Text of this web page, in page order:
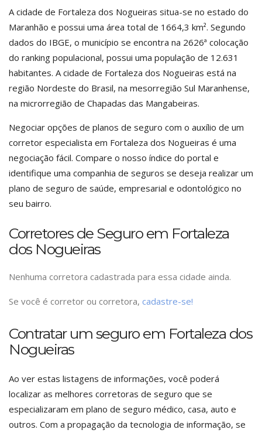
A cidade de Fortaleza dos Nogueiras situa-se no estado do
Maranhão e possui uma área total de 1664,3 km². Segundo
dados do IBGE, o município se encontra na 2626ª colocação
do ranking populacional, possui uma população de 12.631
habitantes. A cidade de Fortaleza dos Nogueiras está na
região Nordeste do Brasil, na mesorregião Sul Maranhense,
na microrregião de Chapadas das Mangabeiras.
Negociar opções de planos de seguro com o auxílio de um
corretor especialista em Fortaleza dos Nogueiras é uma
negociação fácil. Compare o nosso índice do portal e
identifique uma companhia de seguros se deseja realizar um
plano de seguro de saúde, empresarial e odontológico no
seu bairro.
Corretores de Seguro em Fortaleza
dos Nogueiras
Nenhuma corretora cadastrada para essa cidade ainda.
Se você é corretor ou corretora, cadastre-se!
Contratar um seguro em Fortaleza dos
Nogueiras
Ao ver estas listagens de informações, você poderá
localizar as melhores corretoras de seguro que se
especializaram em plano de seguro médico, casa, auto e
outros. Com a propagação da tecnologia de informação, se